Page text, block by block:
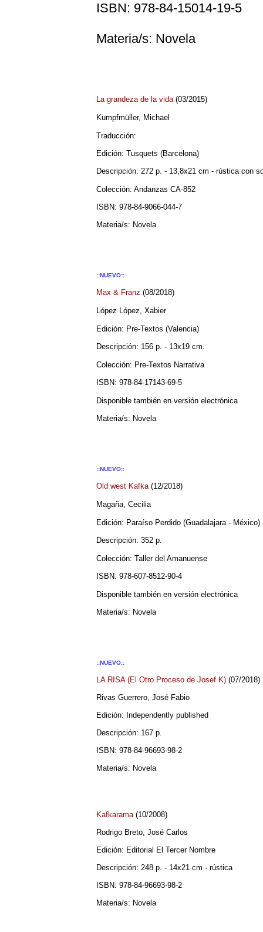
ISBN: 978-84-15014-19-5
Materia/s: Novela
La grandeza de la vida(03/2015)
Kumpfmüller, Michael
Traducción:
Edición: Tusquets (Barcelona)
Descripción: 272 p. - 13,8x21 cm - rústica con
Colección: Andanzas CA-852
ISBN: 978-84-9066-044-7
Materia/s: Novela
::NUEVO::
Max & Franz (08/2018)
López López, Xabier
Edición: Pre-Textos (Valencia)
Descripción: 156 p. - 13x19 cm.
Colección: Pre-Textos Narrativa
ISBN: 978-84-17143-69-5
Disponible también en versión electrónica
Materia/s: Novela
::NUEVO::
Old west Kafka(12/2018)
Magaña, Cecilia
Edición: Paraíso Perdido (Guadalajara - México)
Descripción: 352 p.
Colección: Taller del Amanuense
ISBN: 978-607-8512-90-4
Disponible también en versión electrónica
Materia/s: Novela
::NUEVO::
LA RISA (El Otro Proceso de Josef K) (07/2018)
Rivas Guerrero, José Fabio
Edición: Independently published
Descripción: 167 p.
ISBN: 978-84-96693-98-2
Materia/s: Novela
Kafkarama(10/2008)
Rodrigo Breto, José Carlos
Edición: Editorial El Tercer Nombre
Descripción: 248 p. - 14x21 cm - rústica
ISBN: 978-84-96693-98-2
Materia/s: Novela